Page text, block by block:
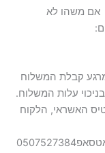
אם משהו לא
2 ימי עסקים מרגע קבלת המשלוח
האשראי, הלקוח